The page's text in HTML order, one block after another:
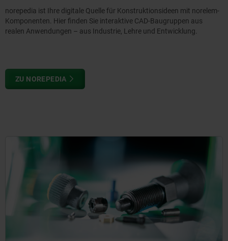
norepedia ist Ihre digitale Quelle für Konstruktionsideen mit norelem-
Komponenten. Hier finden Sie interaktive CAD-Baugruppen aus
realen Anwendungen – aus Industrie, Lehre und Entwicklung.
ZU NOREPEDIA